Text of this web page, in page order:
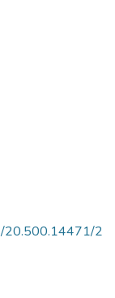
20.500.14471/2